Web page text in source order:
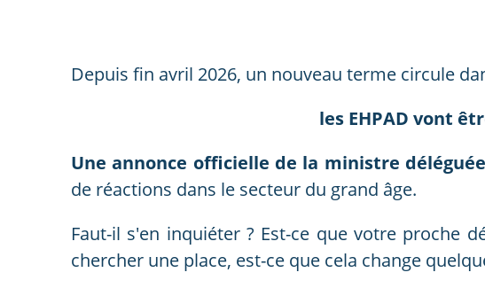
Depuis fin avril 2026, un nouveau terme circule
les EHPAD vont
Une annonce officielle de la ministre
de réactions dans le secteur du grand âge.
Faut-il s'en inquiéter ? Est-ce que votre proche
chercher une place, est-ce que cela change